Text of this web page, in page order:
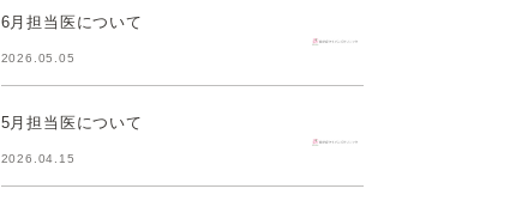
6月担当医について
2026.05.05
5月担当医について
2026.04.15